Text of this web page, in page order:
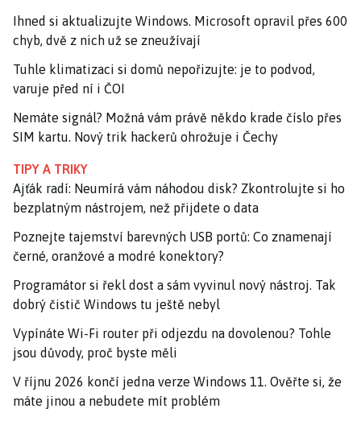
Ihned si aktualizujte Windows. Microsoft opravil přes 600
chyb, dvě z nich už se zneužívají
Tuhle klimatizaci si domů nepořizujte: je to podvod,
varuje před ní i ČOI
Nemáte signál? Možná vám právě někdo krade číslo přes
SIM kartu. Nový trik hackerů ohrožuje i Čechy
TIPY A TRIKY
Ajťák radí: Neumírá vám náhodou disk? Zkontrolujte si ho
bezplatným nástrojem, než přijdete o data
Poznejte tajemství barevných USB portů: Co znamenají
černé, oranžové a modré konektory?
Programátor si řekl dost a sám vyvinul nový nástroj. Tak
dobrý čistič Windows tu ještě nebyl
Vypínáte Wi-Fi router při odjezdu na dovolenou? Tohle
jsou důvody, proč byste měli
V říjnu 2026 končí jedna verze Windows 11. Ověřte si, že
máte jinou a nebudete mít problém